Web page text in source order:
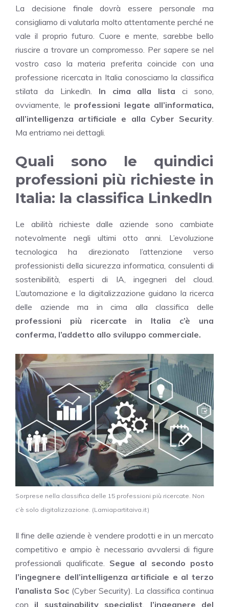
La decisione finale dovrà essere personale ma
consigliamo di valutarla molto attentamente perché ne
vale il proprio futuro. Cuore e mente, sarebbe bello
riuscire a trovare un compromesso. Per sapere se nel
vostro caso la materia preferita coincide con una
professione ricercata in Italia conosciamo la classifica
stilata da Linkedln. In cima alla lista ci sono,
ovviamente, le professioni legate all’informatica,
all’intelligenza artificiale e alla Cyber Security.
Ma entriamo nei dettagli.
Quali sono le quindici
professioni più richieste in
Italia: la classifica Linkedln
Le abilità richieste dalle aziende sono cambiate
notevolmente negli ultimi otto anni. L’evoluzione
tecnologica ha direzionato l’attenzione verso
professionisti della sicurezza informatica, consulenti di
sostenibilità, esperti di IA, ingegneri del cloud.
L’automazione e la digitalizzazione guidano la ricerca
delle aziende ma in cima alla classifica delle
professioni più ricercate in Italia c’è una
conferma, l’addetto allo sviluppo commerciale.
Sorprese nella classifica delle 15 professioni più ricercate. Non
c’è solo digitalizzazione. (Lamiapartitaiva.it)
Il fine delle aziende è vendere prodotti e in un mercato
competitivo e ampio è necessario avvalersi di figure
professionali qualificate. Segue al secondo posto
l’ingegnere dell’intelligenza artificiale e al terzo
l’analista Soc (Cyber Security). La classifica continua
con il sustainability specialist
l’ingegnere del